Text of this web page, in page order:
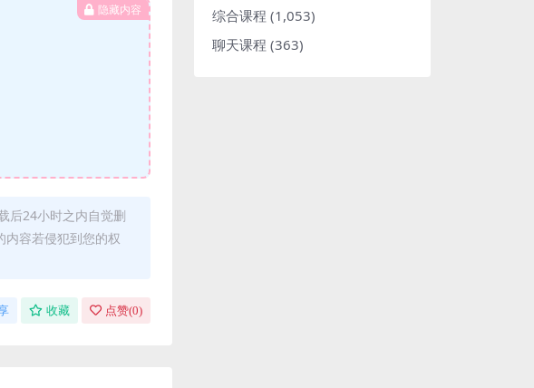
隐藏内容
后24小时之内自觉删
内容若侵犯到您的权
收藏 点赞(0)
综合课程 (1,053)
聊天课程 (363)